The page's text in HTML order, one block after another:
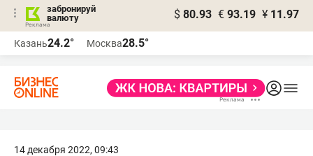
забронируй
валюту
$ 80.93 € 93.19 ¥ 11.97
Казань24.2° Москва28.5°
14 декабря 2022, 09:43